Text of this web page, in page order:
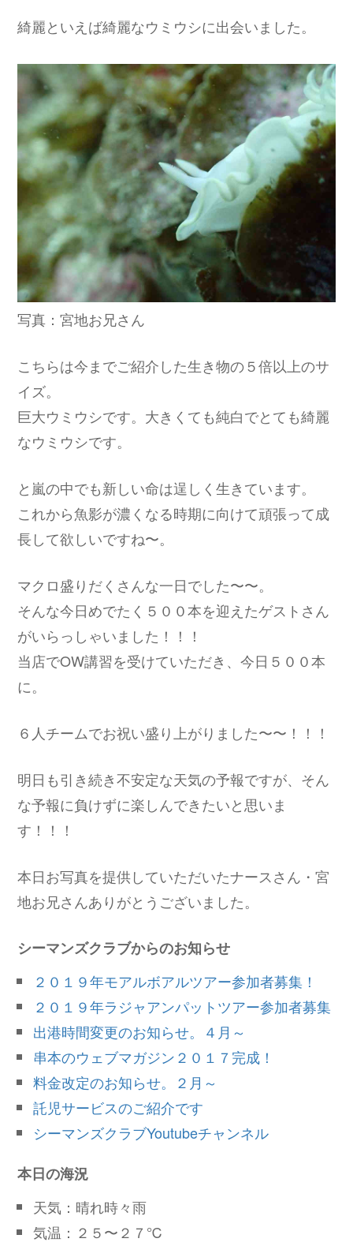
綺麗といえば綺麗なウミウシに出会いました。
写真：宮地お兄さん
こちらは今までご紹介した生き物の５倍以上のサ
イズ。
巨大ウミウシです。大きくても純白でとても綺麗
なウミウシです。
と嵐の中でも新しい命は逞しく生きています。
これから魚影が濃くなる時期に向けて頑張って成
長して欲しいですね〜。
マクロ盛りだくさんな一日でした〜〜。
そんな今日めでたく５００本を迎えたゲストさん
がいらっしゃいました！！！
当店でOW講習を受けていただき、今日５００本
に。
６人チームでお祝い盛り上がりました〜〜！！！
明日も引き続き不安定な天気の予報ですが、そん
な予報に負けずに楽しんできたいと思いま
す！！！
本日お写真を提供していただいたナースさん・宮
地お兄さんありがとうございました。
シーマンズクラブからのお知らせ
２０１９年モアルボアルツアー参加者募集！
２０１９年ラジャアンパットツアー参加者募集
出港時間変更のお知らせ。４月～
串本のウェブマガジン２０１７完成！
料金改定のお知らせ。２月～
託児サービスのご紹介です
シーマンズクラブYoutubeチャンネル
本日の海況
天気：晴れ時々雨
気温：２５〜２７℃